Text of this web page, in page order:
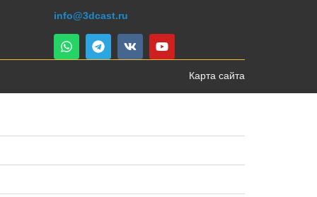
info@3dcast.ru
Карта сайта